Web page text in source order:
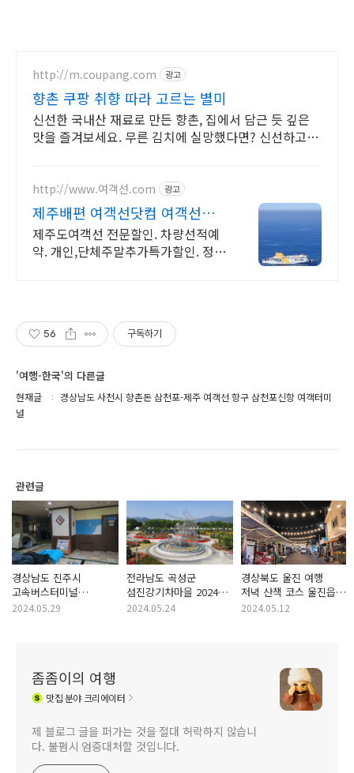
http://m.coupang.com 광고
향촌 쿠팡 취향 따라 고르는 별미
신선한 국내산 재료로 만든 향촌, 집에서 담근 듯 깊은
맛을 즐겨보세요. 무른 김치에 실망했다면? 신선하고 아
http://www.여객선.com 광고
제주배편 여객선닷컴 여객선표
할인 전문 판매
제주도여객선 전문할인. 차량선적예
약. 개인,단체주말추가특가할인. 정확
56 구독하기
'여행-한국'의 다른글
현재글
경상남도 사천시 향촌돈 삼천포-제주 여객선 항구 삼천포신항 여객터미
널
관련글
경상남도 진주시
고속버스터미널
시외버스터미널 24시간
2024.05.29
전라남도 곡성군
섬진강기차마을 2024
곡성 세계 장미 축제
2024.05.24
경상북도 울진 여행
저녁 산책 코스 울진읍
전통재리시장
2024.05.12
좀좀이의 여행
맛집분야 크리에이터
제 블로그 글을 퍼가는 것을 절대 허락하지 않습니
다. 불펌시 엄중대처할 것입니다.